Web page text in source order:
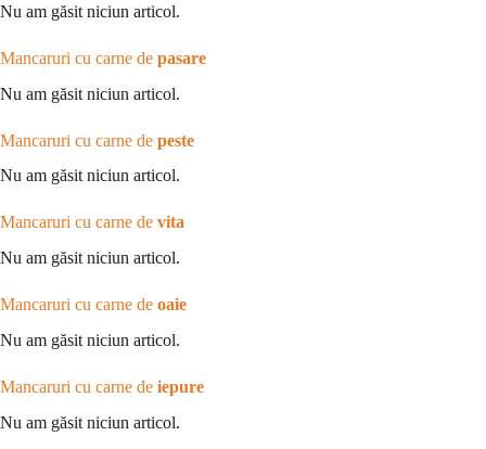
Nu am găsit niciun articol.
Mancaruri cu carne de pasare
Nu am găsit niciun articol.
Mancaruri cu carne de peste
Nu am găsit niciun articol.
Mancaruri cu carne de vita
Nu am găsit niciun articol.
Mancaruri cu carne de oaie
Nu am găsit niciun articol.
Mancaruri cu carne de iepure
Nu am găsit niciun articol.